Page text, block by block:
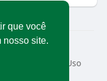
que você
nosso site.
Termos de Uso